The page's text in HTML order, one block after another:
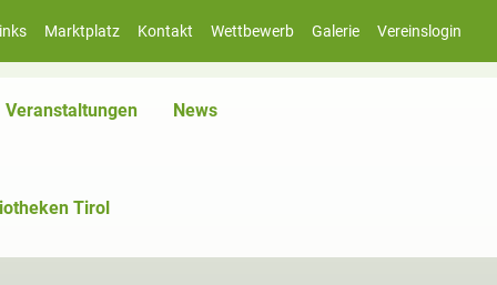
Marktplatz Kontakt Wettbewerb Galerie Vereinslogin
Veranstaltungen News
Tirol